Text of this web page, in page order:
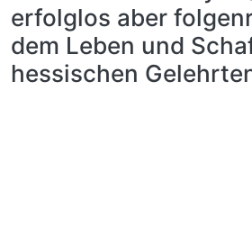
erfolglos aber
dem Leben und
hessischen